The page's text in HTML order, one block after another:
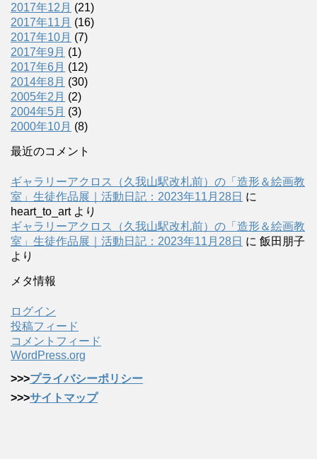
2017年12月 (21)
2017年11月 (16)
2017年10月 (7)
2017年9月 (1)
2017年6月 (12)
2014年8月 (30)
2005年2月 (2)
2004年5月 (3)
2000年10月 (8)
最近のコメント
ギャラリーアクロス（久我山駅改札前）の「造形＆絵画教
室」生徒作品展｜活動日記：2023年11月28日 に
heart_to_artより
ギャラリーアクロス（久我山駅改札前）の「造形＆絵画教
室」生徒作品展｜活動日記：2023年11月28日 に 飯田朋子
より
メタ情報
ログイン
投稿フィード
コメントフィード
WordPress.org
>>>プライバシーポリシー
>>>サイトマップ